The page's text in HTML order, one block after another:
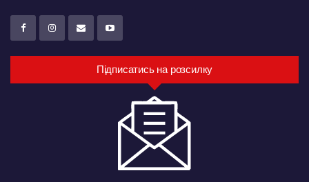
Підписатись на розсилку